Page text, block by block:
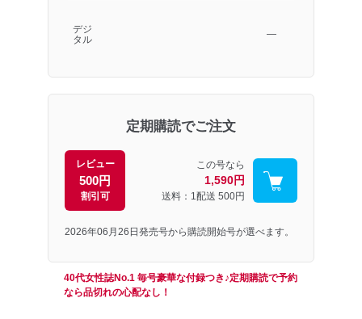
デジ
タル
―
定期購読でご注文
レビュー
500円
割引可
この号なら
1,590円
送料：1配送 500円
2026年06月26日発売号から購読開始号が選べます。
40代女性誌No.1 毎号豪華な付録つき♪定期購読で予約
なら品切れの心配なし！